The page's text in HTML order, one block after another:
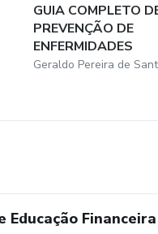
GUIA COMPLETO
PREVENÇÃO DE
ENFERMIDADES
Geraldo Pereira de